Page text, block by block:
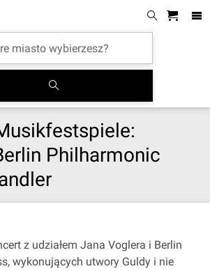
Philharmonic
z udziałem Jana Voglera i Berlin
wykonujących utwory Guldy i nie